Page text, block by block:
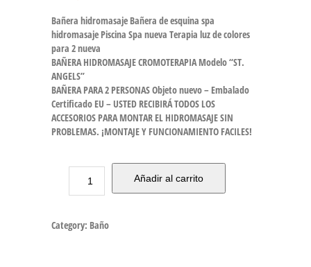
Bañera hidromasaje Bañera de esquina spa
hidromasaje Piscina Spa nueva Terapia luz de colores
para 2 nueva
BAÑERA HIDROMASAJE CROMOTERAPIA Modelo “ST.
ANGELS”
BAÑERA PARA 2 PERSONAS Objeto nuevo – Embalado
Certificado EU – USTED RECIBIRÁ TODOS LOS
ACCESORIOS PARA MONTAR EL HIDROMASAJE SIN
PROBLEMAS. ¡MONTAJE Y FUNCIONAMIENTO FACILES!
Añadir al carrito
Category: Baño